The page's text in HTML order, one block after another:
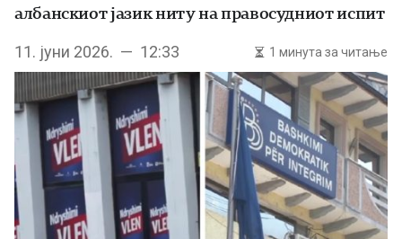
албанскиот јазик ниту на правосудниот испит
11. јуни 2026. — 12:33 1 минута за читање